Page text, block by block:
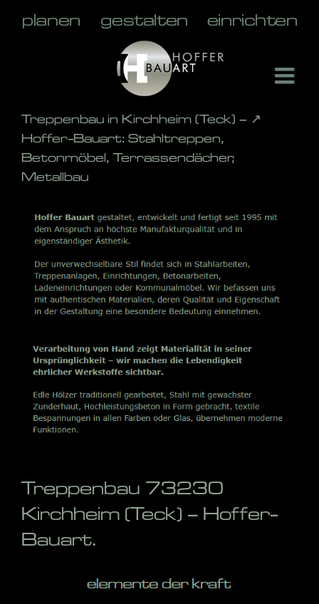
Treppenbau in Kirchheim (Teck) – ↗️
Hoffer-Bauart: Stahltreppen,
Betonmöbel, Terrassendächer,
Metallbau
Treppenbau 73230
Kirchheim (Teck) – Hoffer-
Bauart.